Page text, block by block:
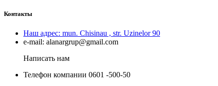
Контакты
Наш адрес: mun. Chisinau , str. Uzinelor 90
e-mail: alanargrup@gmail.com
Написать нам
Телефон компании 0601 -500-50